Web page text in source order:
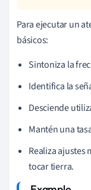
Para ejecutar un
básicos:
Sintoniza la
Identifica la
Desciende
Mantén una
Realiza ajustes
tocar tierra.